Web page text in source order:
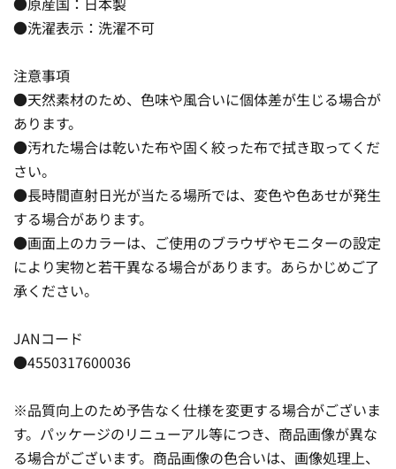
●洗濯表示：洗濯不可
注意事項
●天然素材のため、色味や風合いに個体差が生じる場合が
あります。
●汚れた場合は乾いた布や固く絞った布で拭き取ってくだ
さい。
●長時間直射日光が当たる場所では、変色や色あせが発生
する場合があります。
●画面上のカラーは、ご使用のブラウザやモニターの設定
により実物と若干異なる場合があります。あらかじめご了
承ください。
JANコード
●4550317600036
※品質向上のため予告なく仕様を変更する場合がございま
す。パッケージのリニューアル等につき、商品画像が異な
る場合がございます。商品画像の色合いは、画像処理上、